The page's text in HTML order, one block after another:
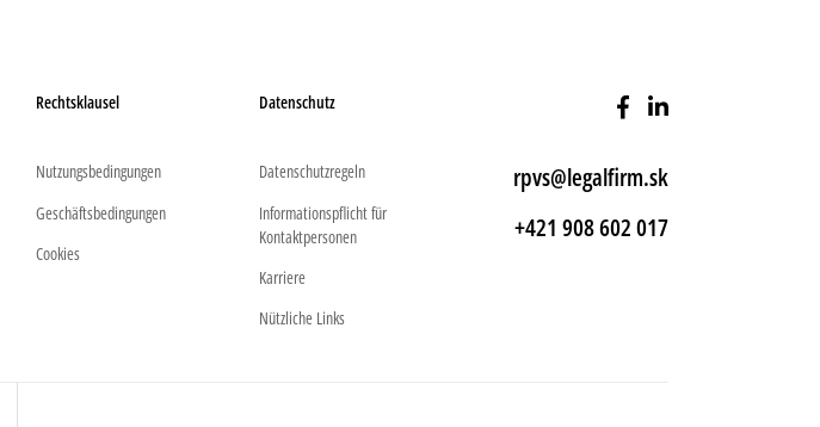
Rechtsklausel
Nutzungsbedingungen
Geschäftsbedingungen
Cookies
Datenschutz
Datenschutzregeln
Informationspflicht für
Kontaktpersonen
Karriere
Nützliche Links
rpvs@legalfirm.sk
+421 908 602 017